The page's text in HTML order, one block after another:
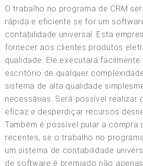
O trabalho no programa de CRM
rápida e eficiente se for um
contabilidade universal. Esta
fornecer aos clientes produtos
qualidade. Ele executará
escritório de qualquer
sistema de alta qualidade
necessárias. Será possível realizar
eficaz e desperdiçar recursos
Também é possível pular a compra
recentes, se o trabalho no
um sistema de contabilidade
de software é premiado não